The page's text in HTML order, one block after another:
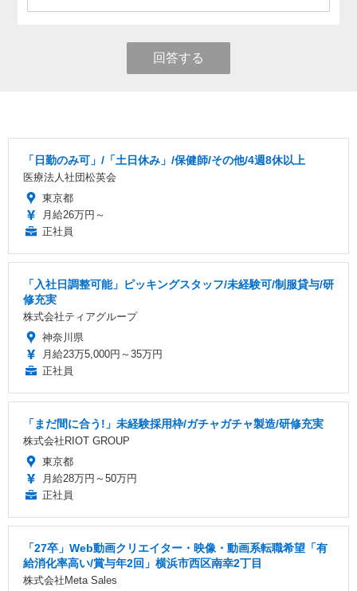
回答する
「日勤のみ可」/「土日休み」/保健師/その他/4週8休以上
医療法人社団松英会
東京都
月給26万円～
正社員
「入社日調整可能」ピッキングスタッフ/未経験可/制服貸与/研
修充実
株式会社ティアグループ
神奈川県
月給23万5,000円～35万円
正社員
「まだ間に合う!」未経験採用枠/ガチャガチャ製造/研修充実
株式会社RIOT GROUP
東京都
月給28万円～50万円
正社員
「27卒」Web動画クリエイター・映像・動画系転職希望「有
給消化率高い/賞与年2回」横浜市西区南幸2丁目
株式会社Meta Sales